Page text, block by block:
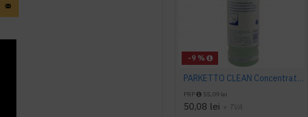
-9 %
PARKETTO CLEAN Concentrat Manual - Detergent pentru parchet si podele laminate, 1 L, Kiehl
PRP 55,09 lei
50,08 lei + TVA